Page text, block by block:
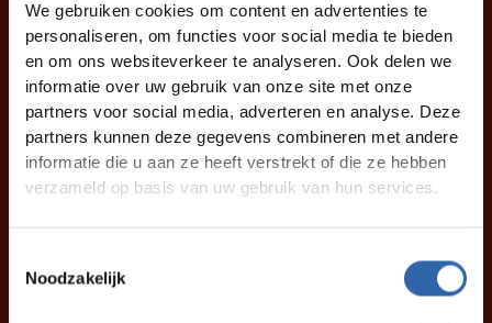
We gebruiken cookies om content en advertenties te
personaliseren, om functies voor social media te bieden
en om ons websiteverkeer te analyseren. Ook delen we
informatie over uw gebruik van onze site met onze
partners voor social media, adverteren en analyse. Deze
partners kunnen deze gegevens combineren met andere
informatie die u aan ze heeft verstrekt of die ze hebben
verzameld op basis van uw gebruik van hun services.
Noodzakelijk